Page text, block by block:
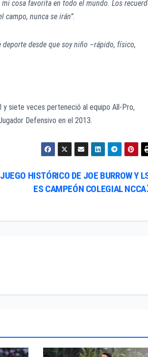
cosa favorita en todo el mundo. Los
nunca se irán”.
desde que soy niño –rápido, físico,
y siete veces perteneció al equipo All-Pro,
Defensivo en el 2013.
HISTÓRICO DE JOE BURROW Y
ES CAMPEÓN COLEGIAL NCCA